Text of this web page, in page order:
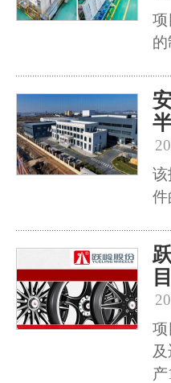
项
的
该
件
目
项